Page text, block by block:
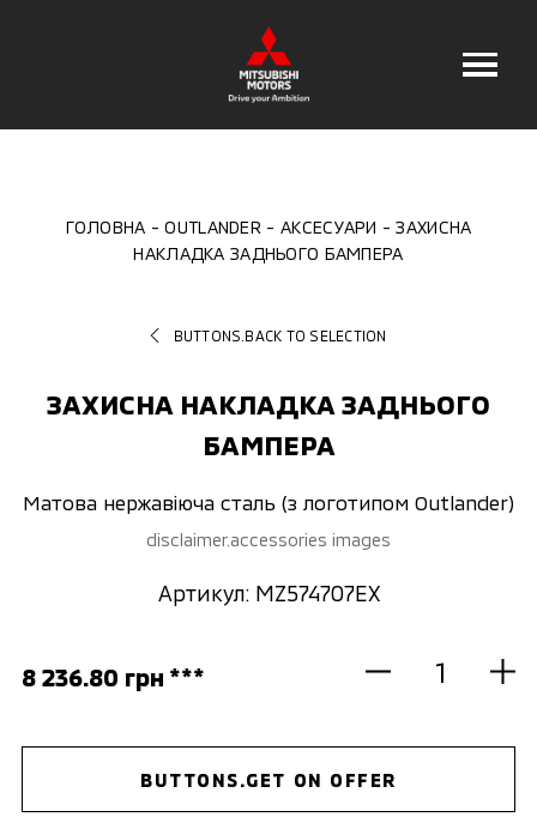
ГОЛОВНА OUTLANDER АКСЕСУАРИ
ЗАХИСНА
НАКЛАДКА ЗАДНЬОГО БАМПЕРА
BUTTONS.BACK TO SELECTION
ЗАХИСНА НАКЛАДКА ЗАДНЬОГО
БАМПЕРА
Матова нержавіюча сталь (з логотипом Outlander)
disclaimer.accessories images
Артикул: MZ574707EX
8 236.80 грн ***
BUTTONS.GET ON OFFER